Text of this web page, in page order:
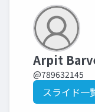
Arpit
@789632145
スライド一